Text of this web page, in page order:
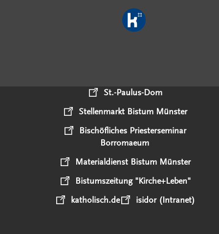
St.-Paulus-Dom
Stellenmarkt Bistum Münster
Bischöfliches Priesterseminar
Borromaeum
Materialdienst Bistum Münster
Bistumszeitung "Kirche+Leben"
katholisch.de
isidor (Intranet)